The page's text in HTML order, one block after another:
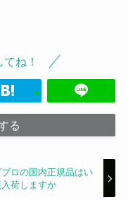
ね！
る
ロの国内正規品はい
荷しますか